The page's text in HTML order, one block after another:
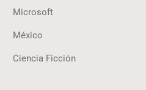
Microsoft
México
Ciencia Ficción